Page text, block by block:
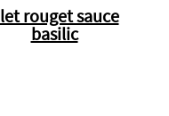
rouget sauce
basilic